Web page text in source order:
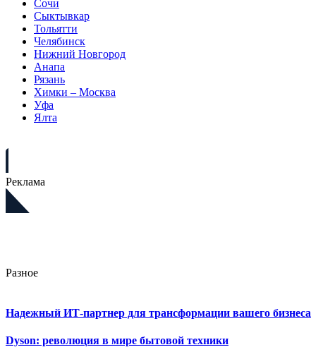
Сочи
Сыктывкар
Тольятти
Челябинск
Нижний Новгород
Анапа
Рязань
Химки – Москва
Уфа
Ялта
Реклама
Разное
Надежный ИТ-партнер для трансформации вашего бизнеса
Dyson: революция в мире бытовой техники